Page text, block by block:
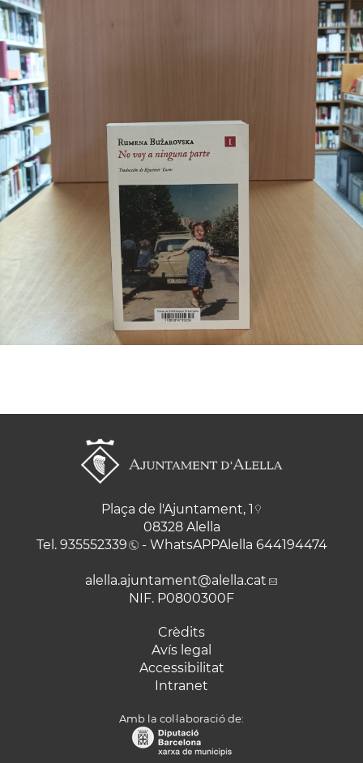
Plaça de l'Ajuntament, 1
08328 Alella
Tel. 935552339 - WhatsAPPAlella 644194474
alella.ajuntament@alella.cat
NIF. P0800300F
Crèdits
Avís legal
Accessibilitat
Intranet
Amb la col·laboració de: